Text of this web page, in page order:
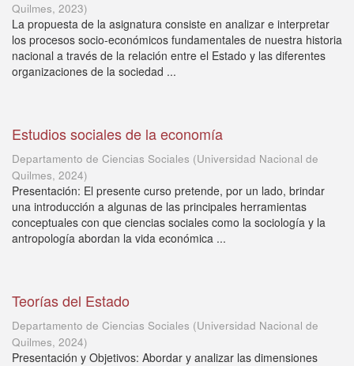
Quilmes, 2023)
La propuesta de la asignatura consiste en analizar e interpretar
los procesos socio-económicos fundamentales de nuestra historia
nacional a través de la relación entre el Estado y las diferentes
organizaciones de la sociedad ...
Estudios sociales de la economía
Departamento de Ciencias Sociales (Universidad Nacional de
Quilmes, 2024)
Presentación: El presente curso pretende, por un lado, brindar
una introducción a algunas de las principales herramientas
conceptuales con que ciencias sociales como la sociología y la
antropología abordan la vida económica ...
Teorías del Estado
Departamento de Ciencias Sociales (Universidad Nacional de
Quilmes, 2024)
Presentación y Objetivos: Abordar y analizar las dimensiones